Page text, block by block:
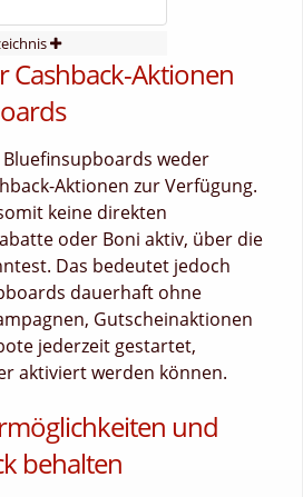
Cashback-Aktionen
weder
Aktionen zur Verfügung.
keine direkten
oder Boni aktiv, über die
Das bedeutet jedoch
dauerhaft ohne
Gutscheinaktionen
jederzeit gestartet,
aktiviert werden können.
und
behalten